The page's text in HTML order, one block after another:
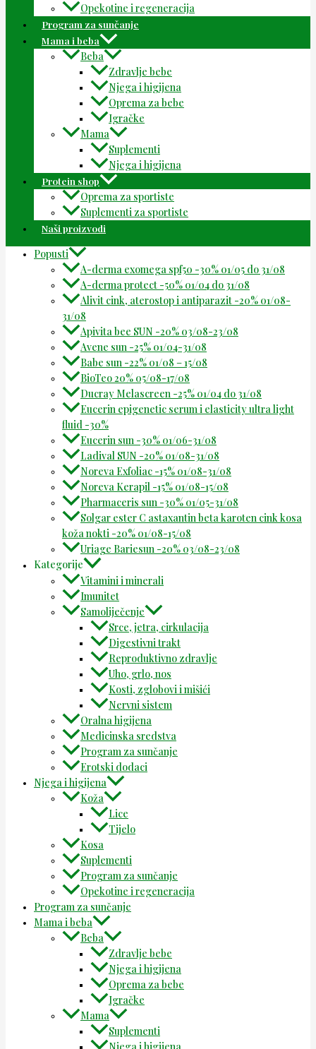
Opekotine i regeneracija
Program za sunčanje
Mama i beba
Beba
Zdravlje bebe
Njega i higijena
Oprema za bebe
Igračke
Mama
Suplementi
Njega i higijena
Protein shop
Oprema za sportiste
Suplementi za sportiste
Naši proizvodi
Popusti
A-derma exomega spf50 -30% 01/05 do 31/08
A-derma protect -50% 01/04 do 31/08
Alivit cink, aterostop i antiparazit -20% 01/08-
31/08
Apivita bee SUN -20% 03/08-23/08
Avene sun -25% 01/04-31/08
Babe sun -22% 01/08 – 15/08
BioTeo 20% 05/08-17/08
Ducray Melascreen -25% 01/04 do 31/08
Eucerin epigenetic serum i elasticity ultra light
fluid -30%
Eucerin sun -30% 01/06-31/08
Ladival SUN -20% 01/08-31/08
Noreva Exfoliac -15% 01/08-31/08
Noreva Kerapil -15% 01/08-15/08
Pharmaceris sun -30% 01/05-31/08
Solgar ester C astaxantin beta karoten cink kosa
koža nokti -20% 01/08-15/08
Uriage Bariesun -20% 03/08-23/08
Kategorije
Vitamini i minerali
Imunitet
Samoliječenje
Srce, jetra, cirkulacija
Digestivni trakt
Reproduktivno zdravlje
Uho, grlo, nos
Kosti, zglobovi i mišići
Nervni sistem
Oralna higijena
Medicinska sredstva
Program za sunčanje
Erotski dodaci
Njega i higijena
Koža
Lice
Tijelo
Kosa
Suplementi
Program za sunčanje
Opekotine i regeneracija
Program za sunčanje
Mama i beba
Beba
Zdravlje bebe
Njega i higijena
Oprema za bebe
Igračke
Mama
Suplementi